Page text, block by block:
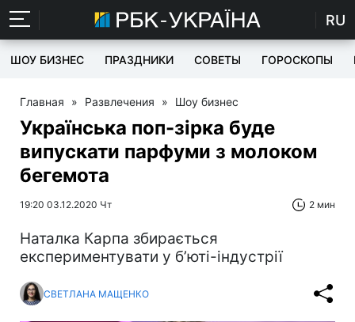
RU
ШОУ БИЗНЕС ПРАЗДНИКИ СОВЕТЫ ГОРОСКОПЫ
Главная » Развлечения » Шоу бизнес
Українська поп-зірка буде
випускати парфуми з молоком
бегемота
19:20 03.12.2020 Чт 2 мин
Наталка Карпа збирається
експериментувати у б’юті-індустрії
СВЕТЛАНА МАЩЕНКО